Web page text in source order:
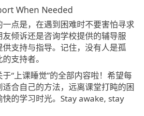
When Needed
点是，在遇到困难时不要害怕寻求
倾诉还是咨询学校提供的辅导服
支持与指导。记住，没有人是孤
支持者。
“上课睡觉”的全部内容啦！希望每
合自己的方法，远离课堂打盹的困
快的学习时光。Stay awake, stay